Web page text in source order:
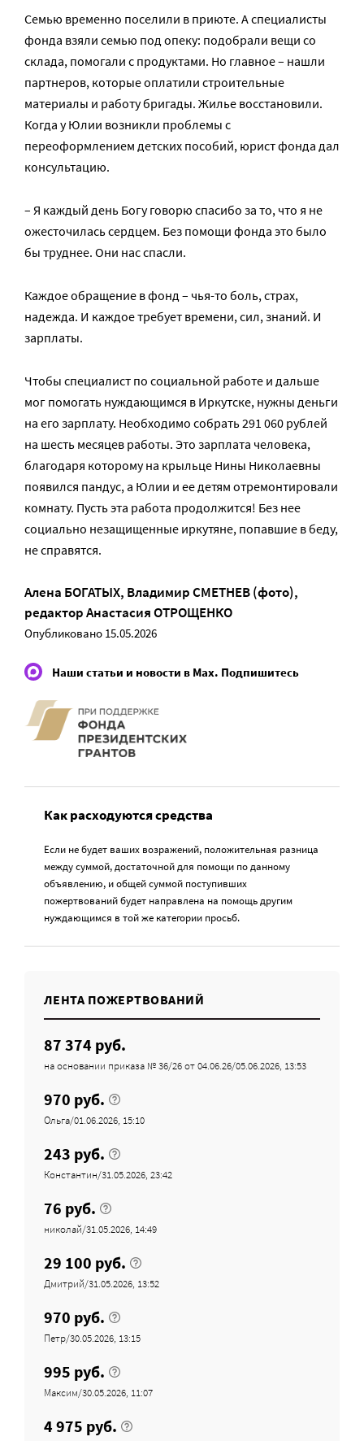
Семью временно поселили в приюте. А специалисты
фонда взяли семью под опеку: подобрали вещи со
склада, помогали с продуктами. Но главное – нашли
партнеров, которые оплатили строительные
материалы и работу бригады. Жилье восстановили.
Когда у Юлии возникли проблемы с
переоформлением детских пособий, юрист фонда дал
консультацию.
– Я каждый день Богу говорю спасибо за то, что я не
ожесточилась сердцем. Без помощи фонда это было
бы труднее. Они нас спасли.
Каждое обращение в фонд – чья-то боль, страх,
надежда. И каждое требует времени, сил, знаний. И
зарплаты.
Чтобы специалист по социальной работе и дальше
мог помогать нуждающимся в Иркутске, нужны деньги
на его зарплату. Необходимо собрать 291 060 рублей
на шесть месяцев работы. Это зарплата человека,
благодаря которому на крыльце Нины Николаевны
появился пандус, а Юлии и ее детям отремонтировали
комнату. Пусть эта работа продолжится! Без нее
социально незащищенные иркутяне, попавшие в беду,
не справятся.
Алена БОГАТЫХ, Владимир СМЕТНЕВ (фото),
редакторАнастасия ОТРОЩЕНКО
Опубликовано 15.05.2026
Наши статьи и новости в Max. Подпишитесь
Как расходуются средства
Если не будет ваших возражений, положительная разница
между суммой, достаточной для помощи по данному
объявлению, и общей суммой поступивших
пожертвований будет направлена на помощь другим
нуждающимся в той же категории просьб.
ЛЕНТА ПОЖЕРТВОВАНИЙ
87 374 руб.
на основании приказа № 36/26 от 04.06.26/05.06.2026, 13:53
970 руб.
Ольга/01.06.2026, 15:10
243 руб.
Константин/31.05.2026, 23:42
76 руб.
николай/31.05.2026, 14:49
29 100 руб.
Дмитрий/31.05.2026, 13:52
970 руб.
Петр/30.05.2026, 13:15
995 руб.
Максим/30.05.2026, 11:07
4 975 руб.